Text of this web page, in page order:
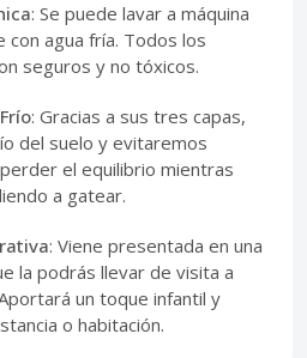
: Se puede lavar a máquina
con agua fría. Todos los
seguros y no tóxicos.
: Gracias a sus tres capas,
del suelo y evitaremos
el equilibrio mientras
a gatear.
: Viene presentada en una
la podrás llevar de visita a
un toque infantil y
o habitación.